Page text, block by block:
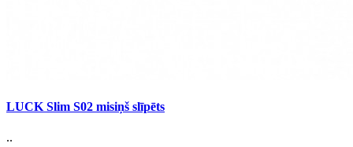
LUCK Slim S02 misiņš slīpēts
..